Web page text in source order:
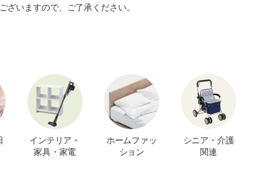
いますので、ご了承ください。
インテリア・
家具・家電
ホームファッ
ション
シニア・介護
関連